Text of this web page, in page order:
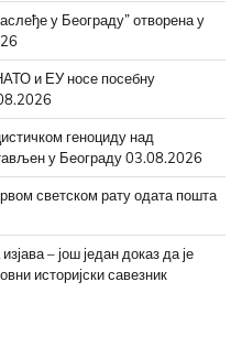
у Београду” отворена у
и ЕУ носе посебну
геноциду над
у Београду03.08.2026
светском рату одата пошта
– још један доказ да је
историјски савезник